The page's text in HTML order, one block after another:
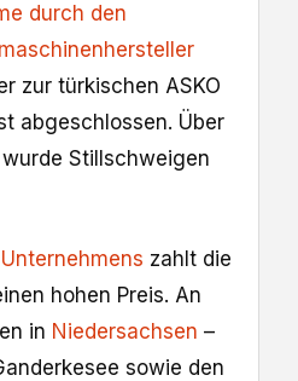
durch den
zur türkischen ASKO
abgeschlossen. Über
Stillschweigen
Unternehmens zahlt die
hohen Preis. An
in Niedersachsen –
sowie den